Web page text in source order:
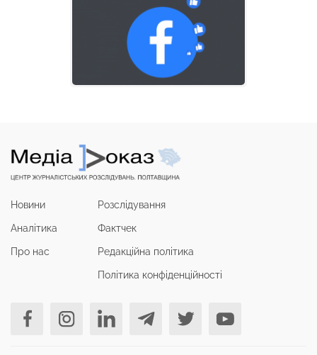
Новини
Аналітика
Про нас
Розслідування
Фактчек
Редакційна політика
Політика конфіденційності